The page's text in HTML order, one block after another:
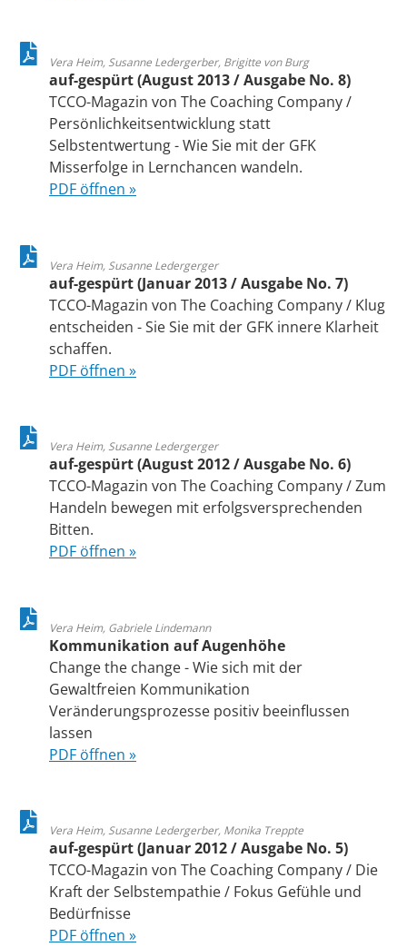
Vera Heim, Susanne Ledergerber, Brigitte von Burg
auf-gespürt (August 2013 / Ausgabe No. 8)
TCCO-Magazin von The Coaching Company /
Persönlichkeitsentwicklung statt
Selbstentwertung - Wie Sie mit der GFK
Misserfolge in Lernchancen wandeln.
PDF öffnen »
Vera Heim, Susanne Ledergerger
auf-gespürt (Januar 2013 / Ausgabe No. 7)
TCCO-Magazin von The Coaching Company / Klug
entscheiden - Sie Sie mit der GFK innere Klarheit
schaffen.
PDF öffnen »
Vera Heim, Susanne Ledergerger
auf-gespürt (August 2012 / Ausgabe No. 6)
TCCO-Magazin von The Coaching Company / Zum
Handeln bewegen mit erfolgsversprechenden
Bitten.
PDF öffnen »
Vera Heim, Gabriele Lindemann
Kommunikation auf Augenhöhe
Change the change - Wie sich mit der
Gewaltfreien Kommunikation
Veränderungsprozesse positiv beeinflussen
lassen
PDF öffnen »
Vera Heim, Susanne Ledergerber, Monika Treppte
auf-gespürt (Januar 2012 / Ausgabe No. 5)
TCCO-Magazin von The Coaching Company / Die
Kraft der Selbstempathie / Fokus Gefühle und
Bedürfnisse
PDF öffnen »